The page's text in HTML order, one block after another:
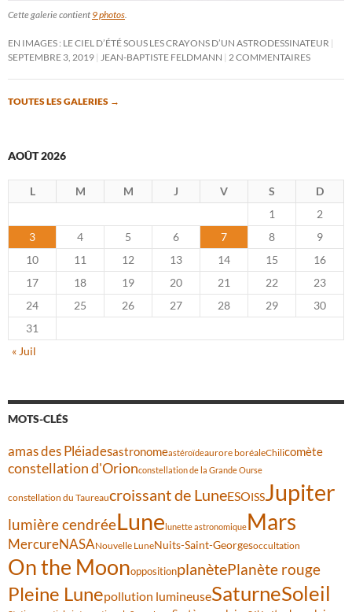
Cette galerie contient 9 photos
EN IMAGES : LE CIEL D’ÉTÉ SOUS LES CRAYONS D’UN ASTRODESSINATEUR
SEPTEMBRE 3, 2019
JEAN-BAPTISTE FELDMANN 2 COMMENTAIRES
TOUTES LES GALERIES →
AOÛT 2026
L M M J V S
D
1
2
3
4 5 6 7 8
9
10
11 12 13 14 15
16
17
18 19 20 21 22
23
24
25 26 27 28 29
30
31
« Juil
MOTS-CLÉS
amas des Pléiadesastronomeastéroïdeaurore boréaleChilicomète
constellation d'Orionconstellation de la Grande Ourse
constellation du Taureaucroissant de LuneESOISSJupiter
lumière cendréeLunelunette astronomiqueMars
MercureNASANouvelle LuneNuits-Saint-Georgesoccultation
On the MoonoppositionplanètePlanète rouge
Pleine Lunepollution lumineuseSaturneSoleil